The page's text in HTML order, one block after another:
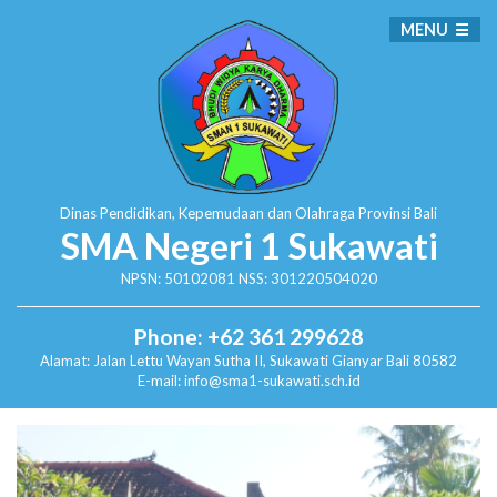
Dinas Pendidikan, Kepemudaan dan Olahraga Provinsi Bali
SMA Negeri 1 Sukawati
NPSN: 50102081 NSS: 301220504020
Phone: +62 361 299628
Alamat: Jalan Lettu Wayan Sutha II, SukawatiGianyar Bali 80582
E-mail: info@sma1-sukawati.sch.id
MENU